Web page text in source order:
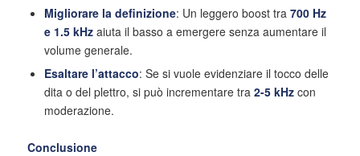
Migliorare la definizione: Un leggero boost tra 700 Hz
e 1.5 kHzaiuta il basso a emergere senza aumentare il
volume generale.
Esaltare l’attacco: Se si vuole evidenziare il tocco delle
dita o del plettro, si può incrementare tra 2-5 kHzcon
moderazione.
Conclusione